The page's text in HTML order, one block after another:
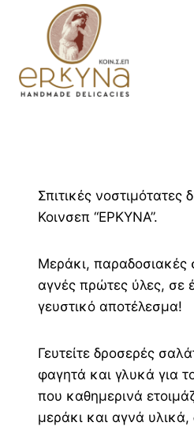
Σπιτικές νοστιμότατες
Κοινσεπ “ΕΡΚΥΝΑ”.
Μεράκι, παραδοσιακές
αγνές πρώτες ύλες, σε
γευστικό αποτέλεσμα!
Γευτείτε δροσερές
φαγητά και γλυκά για
που καθημερινά
μεράκι και αγνά υλικά,